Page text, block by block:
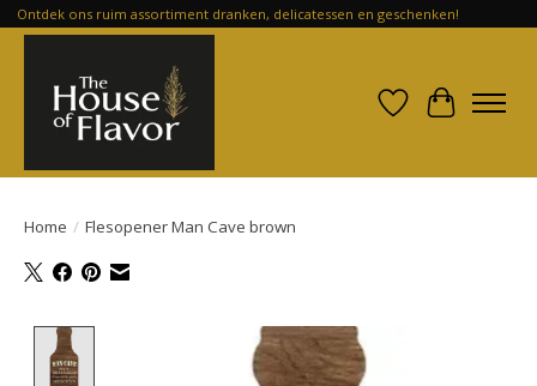
Ontdek ons ruim assortiment dranken, delicatessen en geschenken!
Verlanglijst
Home / Flesopener Man Cave brown
Product image slideshow Items